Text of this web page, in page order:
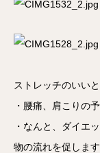
ストレッチのいい
・腰痛、肩こりの
・なんと、ダイエ
物の流れを促します